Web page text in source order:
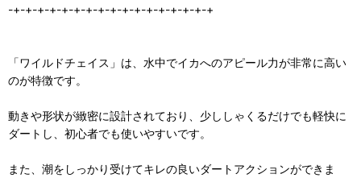
-+-+-+-+-+-+-+-+-+-+-+-+-+-+-+-+-+
「ワイルドチェイス」は、水中でイカへのアピール力が非常に高い
のが特徴です。
動きや形状が緻密に設計されており、少ししゃくるだけでも軽快に
ダートし、初心者でも使いやすいです。
また、潮をしっかり受けてキレの良いダートアクションができま